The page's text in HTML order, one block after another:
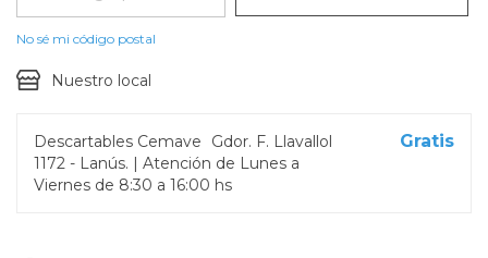
No sé mi código postal
Nuestro local
Descartables Cemave
Gdor. F. Llavallol
1172 - Lanús. | Atención de Lunes a
Viernes de 8:30 a 16:00 hs
Gratis